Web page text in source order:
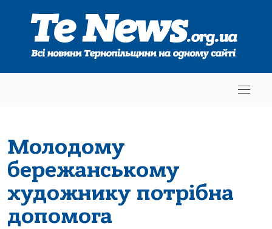
Молодому
бережанському
художнику потрібна
допомога